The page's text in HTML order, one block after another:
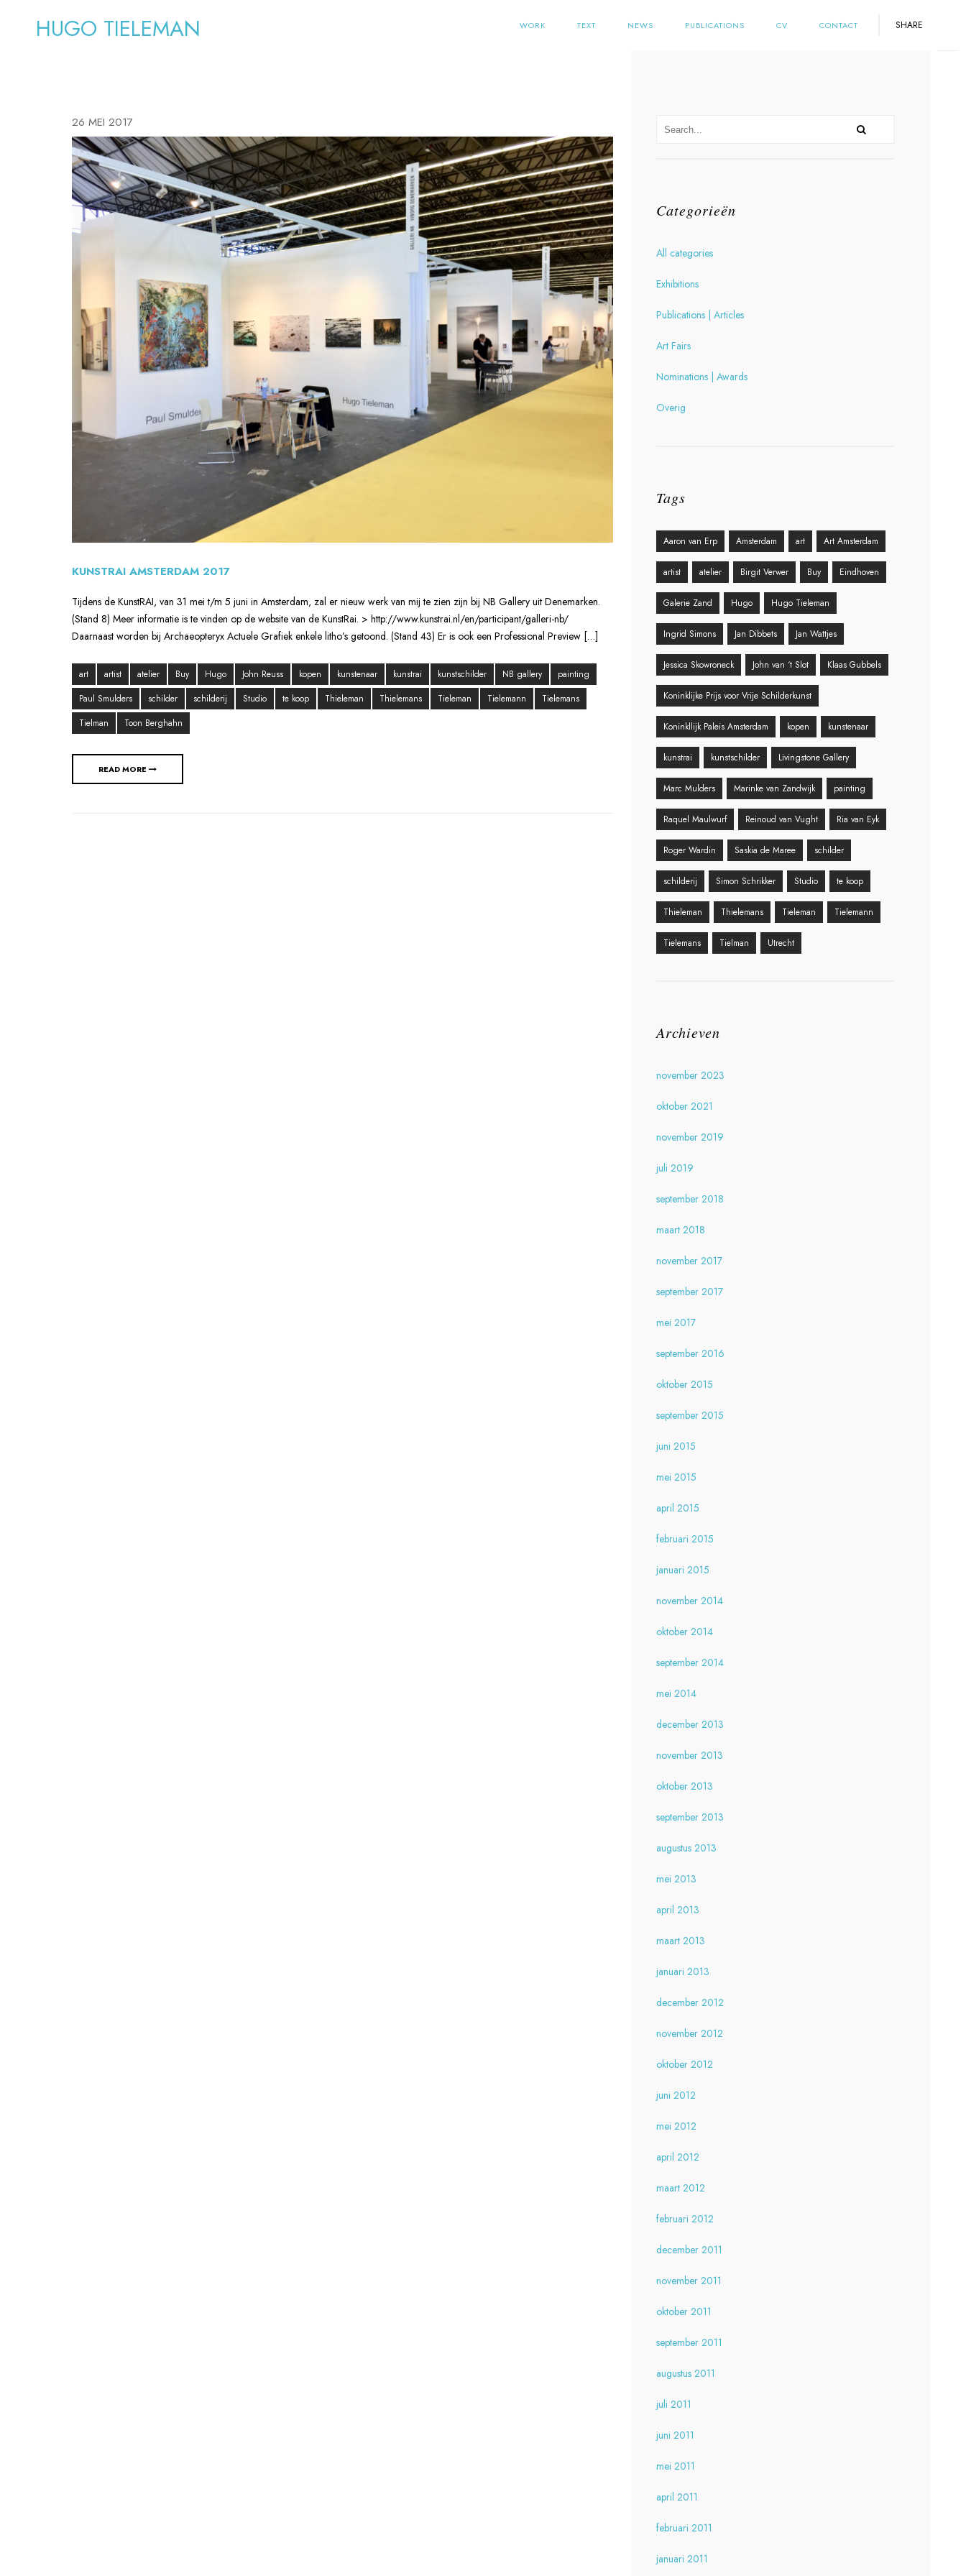
HUGO TIELEMAN SHARE
WORK TEXT NEWS PUBLICATIONS CV CONTACT
26 MEI 2017
KUNSTRAI AMSTERDAM 2017
Tijdens de KunstRAI, van 31 mei t/m 5 juni in Amsterdam, zal er nieuw werk van mij te zien zijn bij NB Gallery uit Denemarken.
(Stand 8) Meer informatie is te vinden op de website van de KunstRai. > http://www.kunstrai.nl/en/participant/galleri-nb/
Daarnaast worden bij Archaeopteryx Actuele Grafiek enkele litho’s getoond. (Stand 43) Er is ook een Professional Preview […]
art artist atelier Buy Hugo John Reuss kopen kunstenaar kunstrai kunstschilder NB gallery
painting
Paul Smulders
schilder schilderij Studio te koop Thieleman Thielemans Tieleman Tielemann
Tielemans
Tielman
Toon Berghahn
READ MORE
Categorieën
All categories
Exhibitions
Publications | Articles
Art Fairs
Nominations | Awards
Overig
Tags
Aaron van Erp Amsterdam art Art Amsterdam
artist atelier Birgit Verwer Buy Eindhoven
Galerie Zand Hugo Hugo Tieleman
Ingrid Simons Jan Dibbets Jan Wattjes
Jessica Skowroneck John van ‘t Slot Klaas Gubbels
Koninklijke Prijs voor Vrije Schilderkunst
Koninkllijk Paleis Amsterdam kopen kunstenaar
kunstrai kunstschilder Livingstone Gallery
Marc Mulders Marinke van Zandwijk painting
Raquel Maulwurf Reinoud van Vught Ria van Eyk
Roger Wardin Saskia de Maree schilder
schilderij Simon Schrikker Studio te koop
Thieleman Thielemans Tieleman Tielemann
Tielemans Tielman Utrecht
Archieven
november 2023
oktober 2021
november 2019
juli 2019
september 2018
maart 2018
november 2017
september 2017
mei 2017
september 2016
oktober 2015
september 2015
juni 2015
mei 2015
april 2015
februari 2015
januari 2015
november 2014
oktober 2014
september 2014
mei 2014
december 2013
november 2013
oktober 2013
september 2013
augustus 2013
mei 2013
april 2013
maart 2013
januari 2013
december 2012
november 2012
oktober 2012
juni 2012
mei 2012
april 2012
maart 2012
februari 2012
december 2011
november 2011
oktober 2011
september 2011
augustus 2011
juli 2011
juni 2011
mei 2011
april 2011
februari 2011
januari 2011